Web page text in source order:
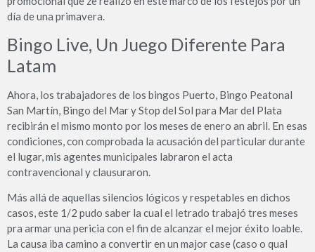
día de una primavera.
Bingo Live, Un Juego Diferente Para
Latam
Ahora, los trabajadores de los bingos Puerto, Bingo Peatonal
San Martín, Bingo del Mar y Stop del Sol para Mar del Plata
recibirán el mismo monto por los meses de enero an abril. En esas
condiciones, con comprobada la acusación del particular durante
el lugar, mis agentes municipales labraron el acta
contravencional y clausuraron.
Más allá de aquellas silencios lógicos y respetables en dichos
casos, este 1/2 pudo saber la cual el letrado trabajó tres meses
pra armar una pericia con el fin de alcanzar el mejor éxito loable.
La causa iba camino a convertir en un major case (caso o qual